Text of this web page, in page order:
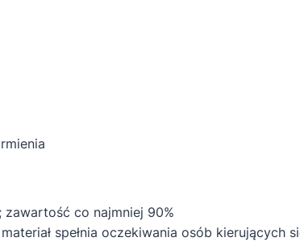
co najmniej 90%
spełnia oczekiwania osób kierujących